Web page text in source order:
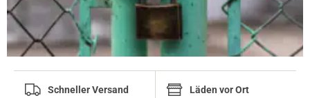
Schneller Versand Läden vor Ort